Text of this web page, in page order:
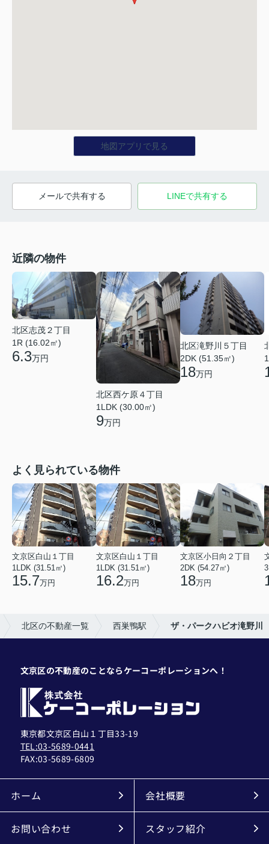
地図アプリで見る
メールで共有する LINEで共有する
近隣の物件
北区志茂２丁目
1R (16.02㎡)
6.3万円
北区西ケ原４丁目
1LDK (30.00㎡)
9万円
北区滝野川５丁目
2DK (51.35㎡)
18万円
よく見られている物件
文京区白山１丁目
1LDK (31.51㎡)
15.7万円
文京区白山１丁目
1LDK (31.51㎡)
16.2万円
文京区小日向２丁目
2DK (54.27㎡)
18万円
北区の不動産一覧 西巣鴨駅 ザ・パークハビオ滝野川
文京区の不動産のことならケーコーポレーションへ！
東京都文京区白山１丁目33-19
TEL:03-5689-0441
FAX:03-5689-6809
ホーム 会社概要
お問い合わせ スタッフ紹介